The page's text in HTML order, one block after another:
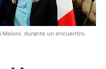
Meloni, durante un encuentro.